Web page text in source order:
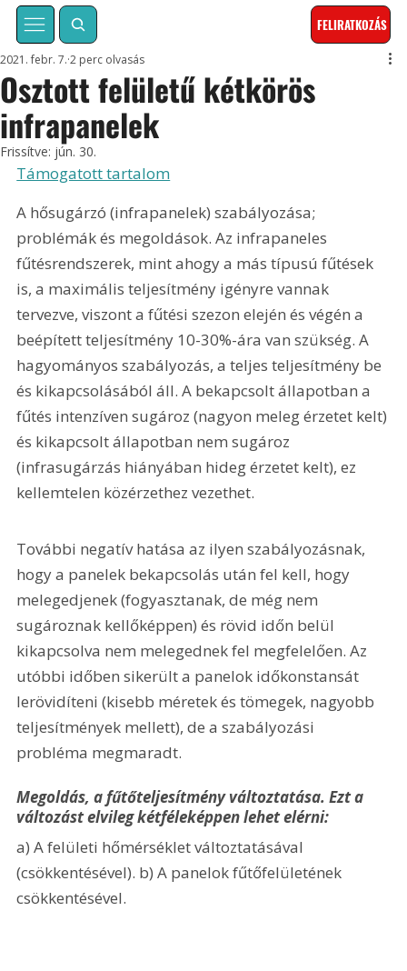
FELIRATKOZÁS
Osztott felületű kétkörös
infrapanelek
2021. febr. 7. 2 perc olvasás
Frissítve: jún. 30.
Támogatott tartalom
A hősugárzó (infrapanelek) szabályozása;
problémák és megoldások. Az infrapaneles
fűtésrendszerek, mint ahogy a más típusú fűtések
is, a maximális teljesítmény igényre vannak
tervezve, viszont a fűtési szezon elején és végén a
beépített teljesítmény 10-30%-ára van szükség. A
hagyományos szabályozás, a teljes teljesítmény be
és kikapcsolásából áll. A bekapcsolt állapotban a
fűtés intenzíven sugároz (nagyon meleg érzetet kelt)
és kikapcsolt állapotban nem sugároz
(infrasugárzás hiányában hideg érzetet kelt), ez
kellemtelen közérzethez vezethet.
További negatív hatása az ilyen szabályozásnak,
hogy a panelek bekapcsolás után fel kell, hogy
melegedjenek (fogyasztanak, de még nem
sugároznak kellőképpen) és rövid időn belül
kikapcsolva nem melegednek fel megfelelően. Az
utóbbi időben sikerült a panelok időkonstansát
lerövidíteni (kisebb méretek és tömegek, nagyobb
teljesítmények mellett), de a szabályozási
probléma megmaradt.
Megoldás, a fűtőteljesítmény változtatása. Ezt a
változást elvileg kétféleképpen lehet elérni:
a) A felületi hőmérséklet változtatásával
(csökkentésével). b) A panelok fűtőfelületének
csökkentésével.